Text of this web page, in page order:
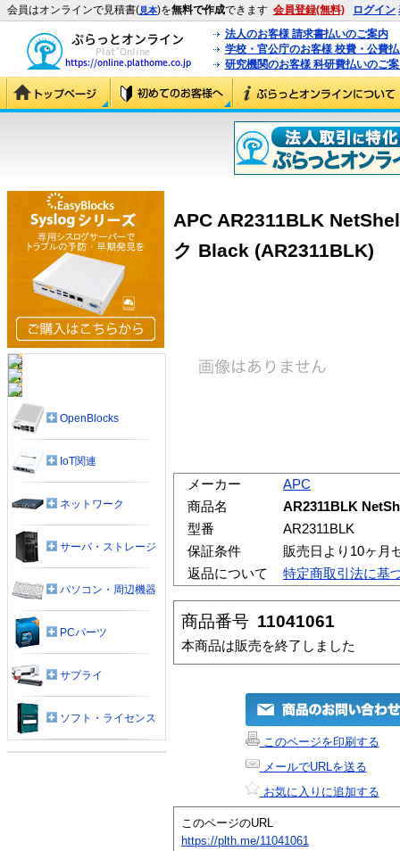
会員はオンラインで見積書(見本)を無料で作成できます 会員登録(無料) ログイン
法人のお客様 請求書払いのご案内
学校・官公庁のお客様 校費・公費
研究機関のお客様 科研費払いのご
APC AR2311BLK
ク Black (AR2311BLK)
メーカー
APC
商品名
AR2311BLK
型番
AR2311BLK
保証条件
販売日より10ヶ月
返品について
特定商取引法に基
商品番号 11041061
本商品は販売を終了しました
このページを印刷する
メールでURLを送る
お気に入りに追加する
このページのURL
https://plth.me/11041061
OpenBlocks
IoT関連
ネットワーク
サーバ・ストレージ
パソコン・周辺機器
PCパーツ
サプライ
ソフト・ライセンス